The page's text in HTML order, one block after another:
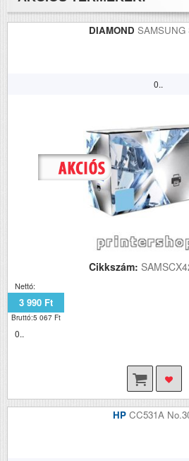
DIAMOND SAMSUNG
0..
Cikkszám:
Nettó:
3 990 Ft
Bruttó:5 067 Ft
0..
HP CC531A